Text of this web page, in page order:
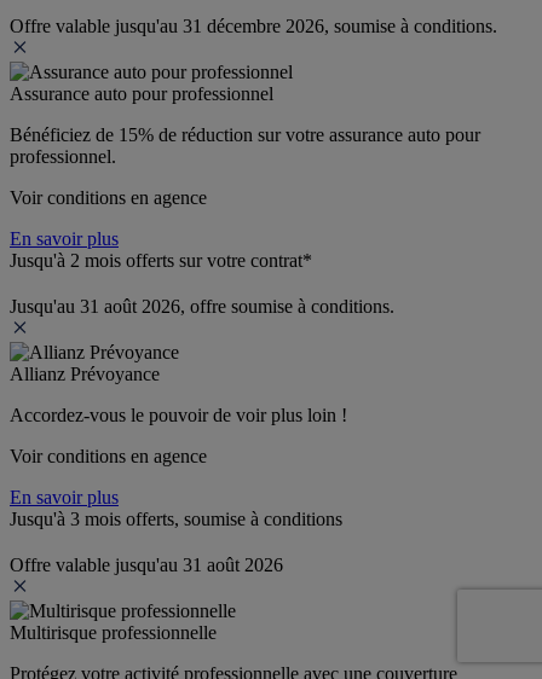
Offre valable jusqu'au 31 décembre 2026, soumise à conditions.
Assurance auto pour professionnel
Bénéficiez de 15% de réduction sur votre assurance auto pour
professionnel.
Voir conditions en agence
En savoir plus
Jusqu'à 2 mois offerts sur votre contrat*
Jusqu'au 31 août 2026, offre soumise à conditions.
Allianz Prévoyance
Accordez-vous le pouvoir de voir plus loin !
Voir conditions en agence
En savoir plus
Jusqu'à 3 mois offerts, soumise à conditions
Offre valable jusqu'au 31 août 2026
Multirisque professionnelle
Protégez votre activité professionnelle avec une couverture